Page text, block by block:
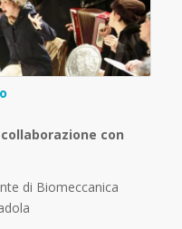
collaborazione con
di Biomeccanica